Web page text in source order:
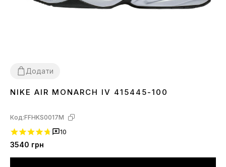
Додати
3641 4244 45
NIKE AIR MONARCH IV 415445-100
Код:FFHKS0017M
10
3540 грн